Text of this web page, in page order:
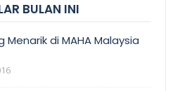
BULAN INI
Menarik di MAHA Malaysia